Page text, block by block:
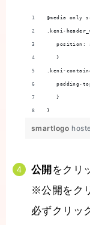
@media only
.keni-
position:
   }
.keni-
padding-
   }
}
smartlogo
公開 をクリ
※公開をク
必ずクリッ